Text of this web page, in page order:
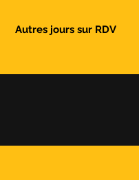
Autres jours sur RDV